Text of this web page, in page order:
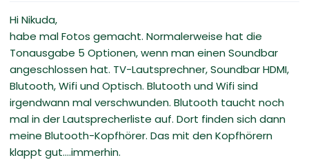
Hi Nikuda,
habe mal Fotos gemacht. Normalerweise hat die
Tonausgabe 5 Optionen, wenn man einen Soundbar
angeschlossen hat. TV-Lautsprechner, Soundbar HDMI,
Blutooth, Wifi und Optisch. Blutooth und Wifi sind
irgendwann mal verschwunden. Blutooth taucht noch
mal in der Lautsprecherliste auf. Dort finden sich dann
meine Blutooth-Kopfhörer. Das mit den Kopfhörern
klappt gut....immerhin.